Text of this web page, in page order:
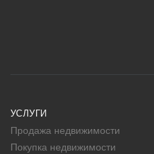
УСЛУГИ
Продажа недвижимости
Покупка недвижимости